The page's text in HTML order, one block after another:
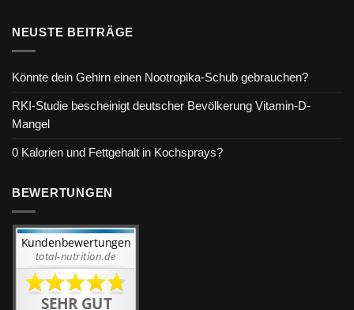
NEUSTE BEITRÄGE
Könnte dein Gehirn einen Nootropika-Schub gebrauchen?
RKI-Studie bescheinigt deutscher Bevölkerung Vitamin-D-
Mangel
0 Kalorien und Fettgehalt in Kochsprays?
BEWERTUNGEN